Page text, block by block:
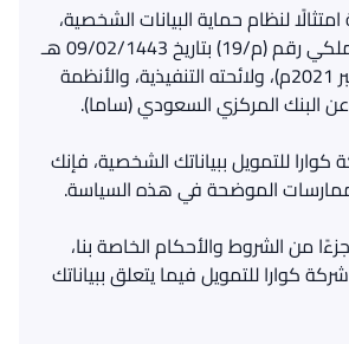
لنظام حماية البيانات الشخصية،
رقم(م/19) بتاريخ
هـ
2021 م)، ولائحته التنفيذية، والأنظمة
البنك المركزي السعودي(ساما).
للتمويل ببياناتك الشخصية، فإنك
الموضحة في هذه السياسة.
من الشروط والأحكام الخاصة بنا،
كوارا للتمويل فيما يتعلق ببياناتك